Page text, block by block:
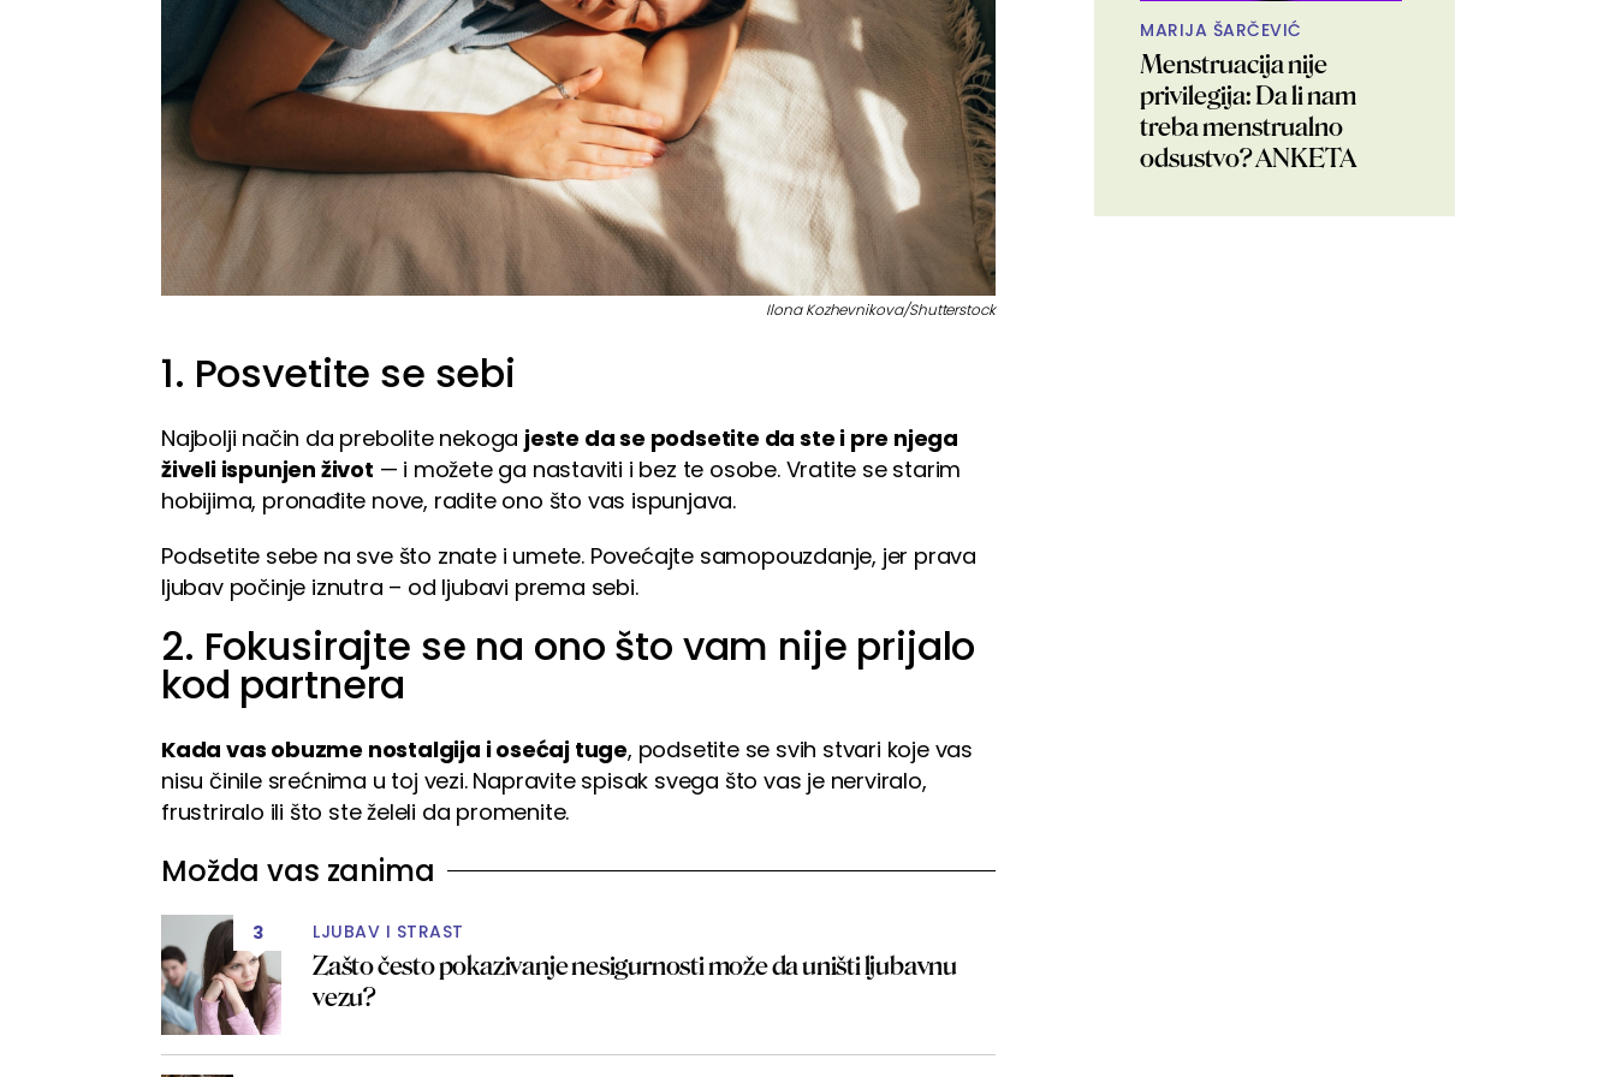
Ilona Kozhevnikova/Shutterstock
1. Posvetite se sebi
Najbolji način da prebolite nekoga jeste da se podsetite da ste i pre njega
živeli ispunjen život — i možete ga nastaviti i bez te osobe. Vratite se starim
hobijima, pronađite nove, radite ono što vas ispunjava.
Podsetite sebe na sve što znate i umete. Povećajte samopouzdanje, jer prava
ljubav počinje iznutra – od ljubavi prema sebi.
2. Fokusirajte se na ono što vam nije prijalo
kod partnera
Kada vas obuzme nostalgija i osećaj tuge, podsetite se svih stvari koje vas
nisu činile srećnima u toj vezi. Napravite spisak svega što vas je nerviralo,
frustriralo ili što ste želeli da promenite.
Možda vas zanima
3 LJUBAV I STRAST
Zašto često pokazivanje nesigurnosti može da uništi ljubavnu
vezu?
MARIJA ŠARČEVIĆ
Menstruacija nije
privilegija: Da li nam
treba menstrualno
odsustvo? ANKETA